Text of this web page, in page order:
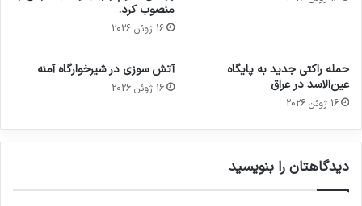
منصوب کرد.
16 ژوئن 2026
حمله راکتی جدید به پایگاه
عین‌الاسد در عراق
16 ژوئن 2026
آتش سوزی در شیرخوارگاه آمنه
16 ژوئن 2026
دیدگاهتان را بنویسید